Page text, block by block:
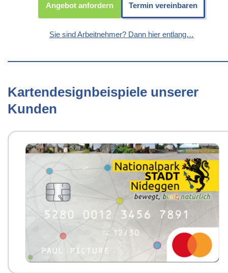
Angebot anfordern Termin vereinbaren
Sie sind Arbeitnehmer? Dann hier entlang…
Kartendesignbeispiele unserer
Kunden